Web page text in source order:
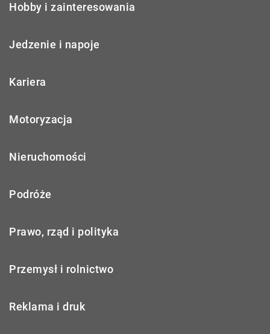
Hobby i zainteresowania
Jedzenie i napoje
Kariera
Motoryzacja
Nieruchomości
Podróże
Prawo, rząd i polityka
Przemysł i rolnictwo
Reklama i druk